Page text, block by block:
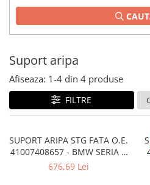
Capac fata motor
Capitonaj
Capota
Capota spate
Carenaj roata
Elemente caroserie
Inchidere aripa
Turbocompresor
Suport aripa
Afiseaza: 1-4 din 4 produse
FILTRE
SUPORT ARIPA STG FATA O.E.
41007408657 - BMW SERIA 2
F45 F46
676,69 Lei